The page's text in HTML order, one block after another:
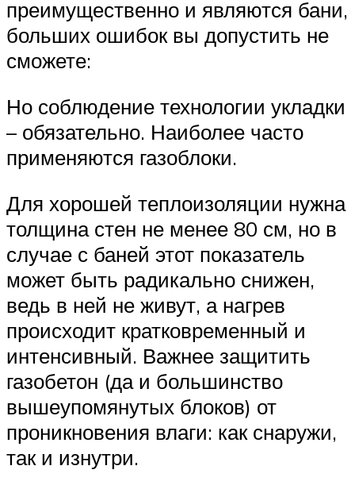
преимущественно и являются бани,
больших ошибок вы допустить не
сможете:
Но соблюдение технологии укладки
– обязательно. Наиболее часто
применяются газоблоки.
Для хорошей теплоизоляции нужна
толщина стен не менее 80 см, но в
случае с баней этот показатель
может быть радикально снижен,
ведь в ней не живут, а нагрев
происходит кратковременный и
интенсивный. Важнее защитить
газобетон (да и большинство
вышеупомянутых блоков) от
проникновения влаги: как снаружи,
так и изнутри.